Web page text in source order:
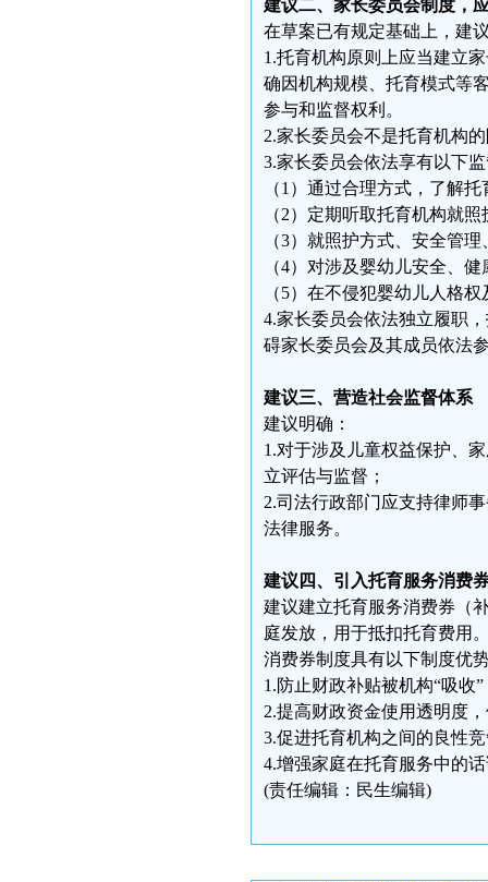
建议二、家长委员会制度，
在草案已有规定基础上，建
1.托育机构原则上应当建立
确因机构规模、托育模式等
参与和监督权利。
2.家长委员会不是托育机构
3.家长委员会依法享有以下
（1）通过合理方式，了解
（2）定期听取托育机构就
（3）就照护方式、安全管
（4）对涉及婴幼儿安全、
（5）在不侵犯婴幼儿人格
4.家长委员会依法独立履职
碍家长委员会及其成员依法
建议三、营造社会监督体系
建议明确：
1.对于涉及儿童权益保护、
立评估与监督；
2.司法行政部门应支持律师
法律服务。
建议四、引入托育服务消费
建议建立托育服务消费券（
庭发放，用于抵扣托育费用
消费券制度具有以下制度优
1.防止财政补贴被机构“吸收
2.提高财政资金使用透明度
3.促进托育机构之间的良性
4.增强家庭在托育服务中的
(责任编辑：民生编辑)